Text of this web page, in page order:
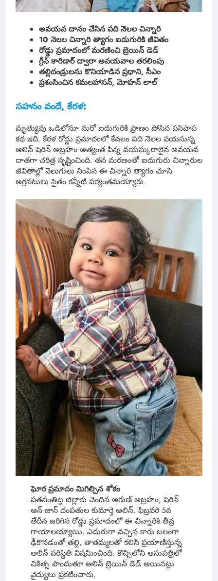
అవయవ దానం చేసిన పది నెలల చిన్నారి
10 నెలల చిన్నారి త్యాగం ఐదుగురికి జీవితం
రోడ్డు ప్రమాదంలో మరణించి బ్రెయిన్ డెడ్
గ్రీన్ కారిడార్ ద్వారా అవయవాల తరలింపు
తల్లిదండ్రులను కొనియాడిన ప్రధాని, సీఎం
ప్రశంసించిన కమలహాసన్, మోహన్ లాల్
సహనం వందే, కేరళ:
మృత్యువు ఒడిలోనూ మరో ఐదుగురికి ప్రాణం పోసిన పసిపాప
కథ ఇది. కేరళ రోడ్డు ప్రమాదంలో కేవలం పది నెలల వయసున్న
ఆలిన్ షెరిన్ అబ్రహం అత్యంత పిన్న వయస్కురాలైన అవయవ
దాతగా చరిత్ర సృష్టించింది. తన మరణంతో ఐదుగురు చిన్నారుల
జీవితాల్లో వెలుగులు నింపిన ఈ చిన్నారి త్యాగం చూసి
అగ్రనటులు సైతం కన్నీటి పర్యంతమయ్యారు.
ఘోర ప్రమాదం మిగిల్చిన శోకం
పతనంతిట్ట జిల్లాకు చెందిన అరుణ్ అబ్రహం, షెరిన్
ఆన్ జాన్ దంపతుల కుమార్తె ఆలిన్. ఫిబ్రవరి 5వ
తేదీన జరిగిన రోడ్డు ప్రమాదంలో ఈ చిన్నారికి తీవ్ర
గాయాలయ్యాయి. ఎదురుగా వచ్చిన కారు బలంగా
ఢీకొనడంతో తల్లి, తాతమ్మలతో కలిసి ప్రయాణిస్తున్న
ఆలిన్ పరిస్థితి విషమించింది. కొచ్చిలోని ఆసుపత్రిలో
చికిత్స పొందుతూ ఆలిన్ బ్రెయిన్ డెడ్ అయినట్లు
వైద్యులు ప్రకటించారు.